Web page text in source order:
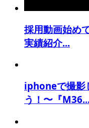
採用動画始め
実績紹介...
iphoneで撮影
う！〜『